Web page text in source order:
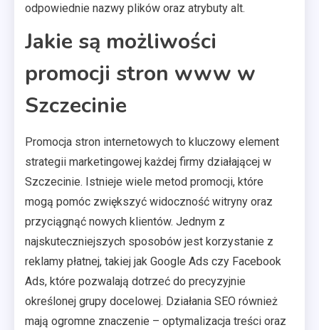
odpowiednie nazwy plików oraz atrybuty alt.
Jakie są możliwości
promocji stron www w
Szczecinie
Promocja stron internetowych to kluczowy element
strategii marketingowej każdej firmy działającej w
Szczecinie. Istnieje wiele metod promocji, które
mogą pomóc zwiększyć widoczność witryny oraz
przyciągnąć nowych klientów. Jednym z
najskuteczniejszych sposobów jest korzystanie z
reklamy płatnej, takiej jak Google Ads czy Facebook
Ads, które pozwalają dotrzeć do precyzyjnie
określonej grupy docelowej. Działania SEO również
mają ogromne znaczenie – optymalizacja treści oraz